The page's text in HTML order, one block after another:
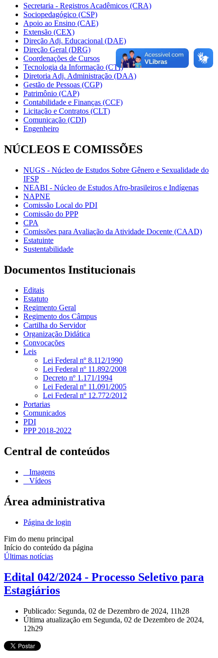
Secretaria - Registros Acadêmicos (CRA)
Sociopedagógico (CSP)
Apoio ao Ensino (CAE)
Extensão (CEX)
Direção Adj. Educacional (DAE)
Direção Geral (DRG)
Coordenações de Cursos
Tecnologia da Informação (CTI)
Diretoria Adj. Administração (DAA)
Gestão de Pessoas (CGP)
Patrimônio (CAP)
Contabilidade e Finanças (CCF)
Licitação e Contratos (CLT)
Comunicação (CDI)
Engenheiro
NÚCLEOS E COMISSÕES
NUGS - Núcleo de Estudos Sobre Gênero e Sexualidade do
IFSP
NEABI - Núcleo de Estudos Afro-brasileiros e Indígenas
NAPNE
Comissão Local do PDI
Comissão do PPP
CPA
Comissões para Avaliação da Atividade Docente (CAAD)
Estatuinte
Sustentabilidade
Documentos Institucionais
Editais
Estatuto
Regimento Geral
Regimento dos Câmpus
Cartilha do Servidor
Organização Didática
Convocações
Leis
Lei Federal nº 8.112/1990
Lei Federal nº 11.892/2008
Decreto nº 1.171/1994
Lei Federal nº 11.091/2005
Lei Federal nº 12.772/2012
Portarias
Comunicados
PDI
PPP 2018-2022
Central de conteúdos
Imagens
Vídeos
Área administrativa
Página de login
Fim do menu principal
Início do conteúdo da página
Últimas notícias
Edital 042/2024 - Processo Seletivo para
Estagiários
Publicado: Segunda, 02 de Dezembro de 2024, 11h28
Última atualização em Segunda, 02 de Dezembro de 2024,
12h29